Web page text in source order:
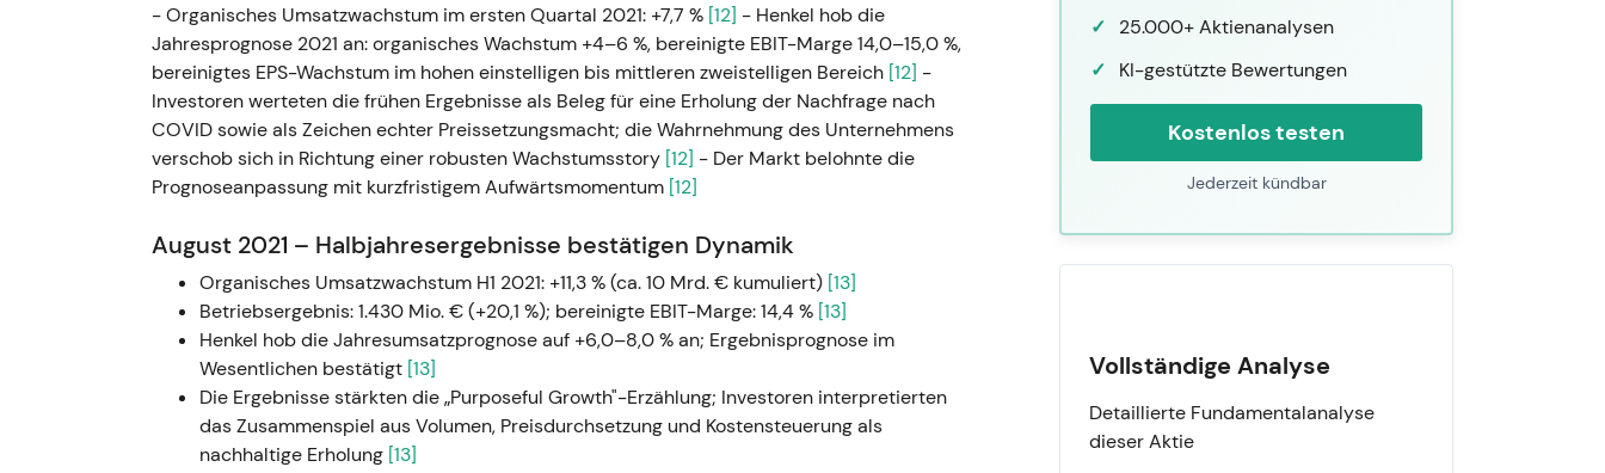
- Organisches Umsatzwachstum im ersten Quartal 2021: +7,7 % [12] - Henkel hob die
Jahresprognose 2021 an: organisches Wachstum +4–6 %, bereinigte EBIT-Marge 14,0–15,0 %,
bereinigtes EPS-Wachstum im hohen einstelligen bis mittleren zweistelligen Bereich [12] -
Investoren werteten die frühen Ergebnisse als Beleg für eine Erholung der Nachfrage nach
COVID sowie als Zeichen echter Preissetzungsmacht; die Wahrnehmung des Unternehmens
verschob sich in Richtung einer robusten Wachstumsstory [12] - Der Markt belohnte die
Prognoseanpassung mit kurzfristigem Aufwärtsmomentum [12]
August 2021 – Halbjahresergebnisse bestätigen Dynamik
Organisches Umsatzwachstum H1 2021: +11,3 % (ca. 10 Mrd. € kumuliert) [13]
Betriebsergebnis: 1.430 Mio. € (+20,1 %); bereinigte EBIT-Marge: 14,4 % [13]
Henkel hob die Jahresumsatzprognose auf +6,0–8,0 % an; Ergebnisprognose im
Wesentlichen bestätigt [13]
Die Ergebnisse stärkten die „Purposeful Growth"-Erzählung; Investoren interpretierten
das Zusammenspiel aus Volumen, Preisdurchsetzung und Kostensteuerung als
nachhaltige Erholung [13]
25.000+ Aktienanalysen
KI-gestützte Bewertungen
Kostenlos testen
Jederzeit kündbar
Vollständige Analyse
Detaillierte Fundamentalanalyse
dieser Aktie